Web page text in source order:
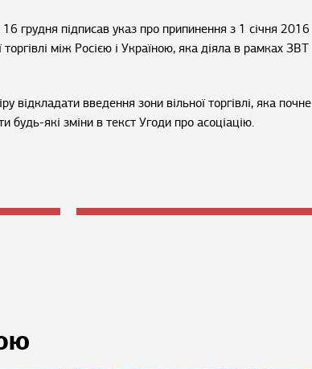
грудня підписав указ про припинення з 1 січня 2016
торгівлі між Росією і Україною, яка діяла в рамках ЗВТ
відкладати введення зони вільної торгівлі, яка почне
будь-які зміни в текст Угоди про асоціацію.